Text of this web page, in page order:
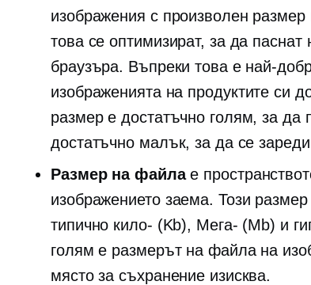
изображения с произволен
това се оптимизират, за да
браузъра. Въпреки това е най-
изображенията на продуктите си
размер е достатъчно голям, за да
достатъчно малък, за да се
Размер на файлае
изображението заема. Този
типично кило- (Kb), Мега- (Mb) и
голям е размерът на файла на
място за съхранение изисква.